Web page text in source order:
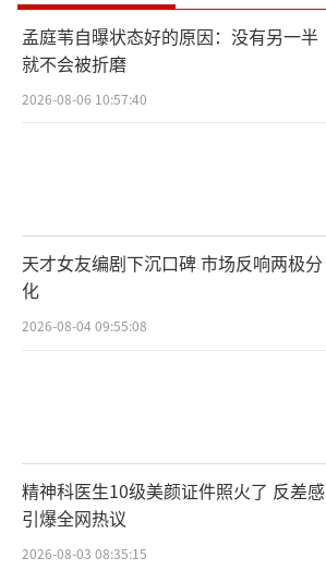
孟庭苇自曝状态好的原因：没有另一半
就不会被折磨
2026-08-06 10:57:40
天才女友编剧下沉口碑 市场反响两极分
化
2026-08-04 09:55:08
精神科医生10级美颜证件照火了 反差感
引爆全网热议
2026-08-03 08:35:15